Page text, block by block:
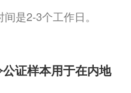
是2-3个工作日。
证样本用于在内地